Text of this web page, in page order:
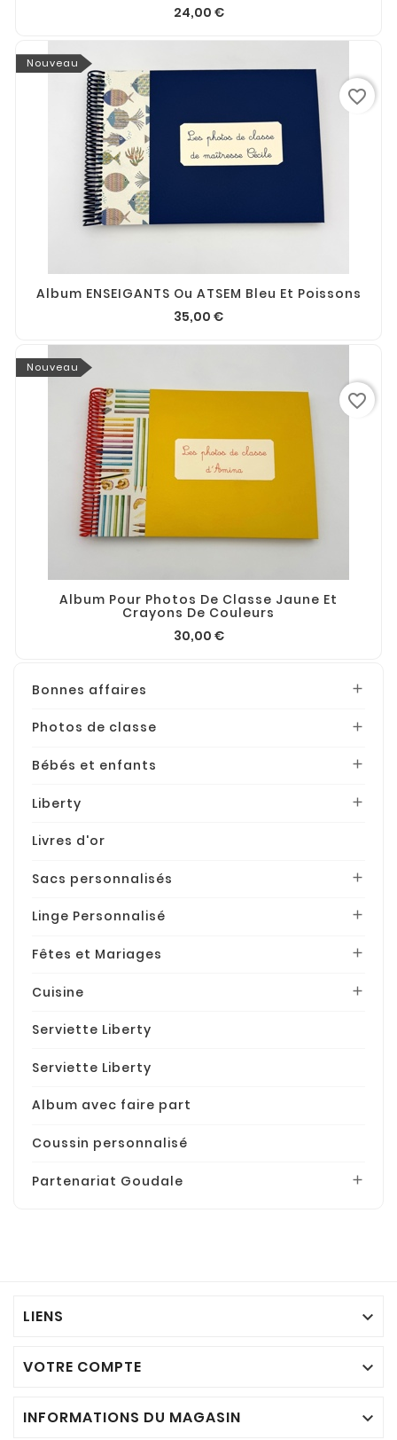
24,00 €
Nouveau
Album ENSEIGANTS Ou ATSEM Bleu Et Poissons
35,00 €
favorite_border
Nouveau
Album Pour Photos De Classe Jaune Et
Crayons De Couleurs
30,00 €
favorite_border
Bonnes affaires 
Photos de classe 
Bébés et enfants 
Liberty 
Livres d'or
Sacs personnalisés 
Linge Personnalisé 
Fêtes et Mariages 
Cuisine 
Serviette Liberty
Serviette Liberty
Album avec faire part
Coussin personnalisé
Partenariat Goudale 
LIENS 
VOTRE COMPTE 
INFORMATIONS DU MAGASIN 